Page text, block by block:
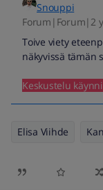
Snouppi
Forum|Forum|2
Toive viety
näkyvissä tämän
Keskustelu
Elisa Viihde